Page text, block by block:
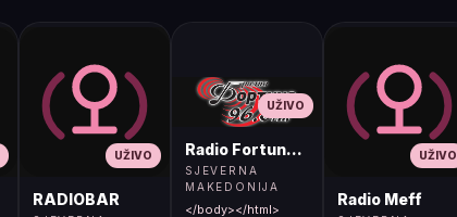
UŽIVO
RADIOBAR
UŽIVO
Radio Fortuna 96.8 FM
SJEVERNA
MAKEDONIJA
</body></html>
UŽIVO
Radio Meff